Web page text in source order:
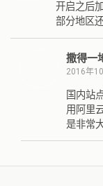
开启之后
部分地区
撒得一
2016年
国内站
用阿里
是非常